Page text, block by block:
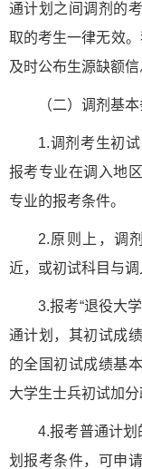
通计划之间调剂的
取的考生一律无效
及时公布生源缺额信
（二）调剂基
1.调剂考生初
报考专业在调入地
专业的报考条件。
2.原则上，调
近，或初试科目与调
3.报考“退役大
通计划，其初试成
的全国初试成绩基
大学生士兵初试加分
4.报考普通计划
划报考条件，可申